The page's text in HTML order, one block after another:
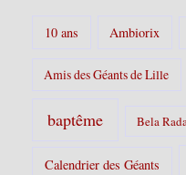
10 ans Ambiorix
Amis des Géants de Lille
baptême Bela Rada
Calendrier des Géants